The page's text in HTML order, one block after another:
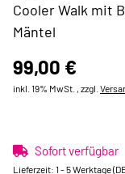
Cooler Walk mit
Mäntel
99,00 €
inkl. 19% MwSt. , zzgl.
Sofort verfügbar
Lieferzeit: 1 - 5 Werktage